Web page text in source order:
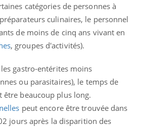
catégories de personnes à
culinaires, le personnel
de moins de cinq ans vivant en
, groupes d'activités).
gastro-entérites moins
ou parasitaires), le temps de
beaucoup plus long.
peut encore être trouvée dans
jours après la disparition des